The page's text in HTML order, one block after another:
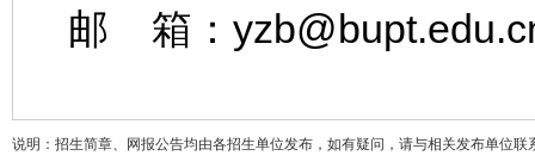
邮 箱：
说明：招生简章、网报公告均由各招生单位发布，如有疑问，请与相关发布单位